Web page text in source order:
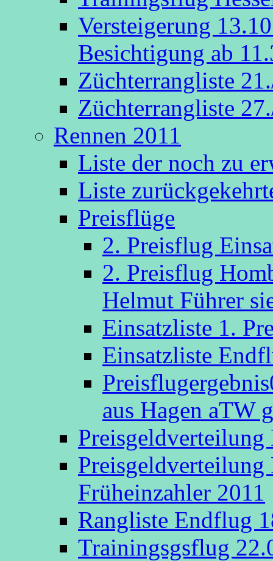
Versteigerung
Besichtigung ab
Züchterrangliste
Züchterrangliste
Rennen 2011
Liste der noch zu
Liste
Preisflüge
2. Preisflug
2. Preisflug
Helmut Führer
Einsatzliste 1.
Einsatzliste
aus Hagen aTW
Preisgeldverteilung
Früheinzahler 2011
Rangliste Endflug
Trainingsgsflug